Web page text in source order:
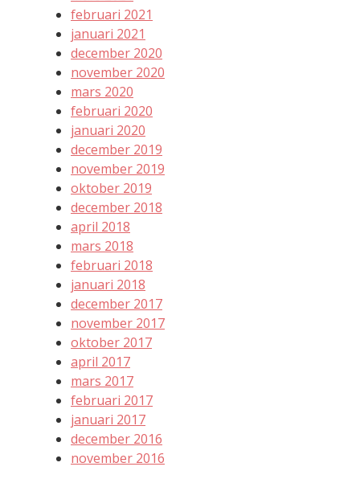
februari 2021
januari 2021
december 2020
november 2020
mars 2020
februari 2020
januari 2020
december 2019
november 2019
oktober 2019
december 2018
april 2018
mars 2018
februari 2018
januari 2018
december 2017
november 2017
oktober 2017
april 2017
mars 2017
februari 2017
januari 2017
december 2016
november 2016